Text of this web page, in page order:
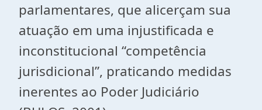
parlamentares, que alicerçam sua
atuação em uma injustificada e
inconstitucional “competência
jurisdicional”, praticando medidas
inerentes ao Poder Judiciário